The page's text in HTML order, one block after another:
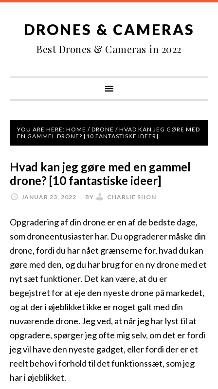
DRONES & CAMERAS
Best Drones & Cameras in 2022
YOU ARE HERE: HOME / DRONE / HVAD KAN JEG GØRE MED
EN GAMMEL DRONE? [10 FANTASTISKE IDEER]
Hvad kan jeg gøre med en gammel
drone? [10 fantastiske ideer]
JANUAR 23, 2022 BY CHARLIE SHON
Opgradering af din drone er en af de bedste dage,
som droneentusiaster har. Du opgraderer måske din
drone, fordi du har nået grænserne for, hvad du kan
gøre med den, og du har brug for en ny drone med et
nyt sæt funktioner. Det kan være, at du er
begejstret for at eje den nyeste drone på markedet,
og at der i øjeblikket ikke er noget galt med din
nuværende drone. Jeg ved, at når jeg har lyst til at
opgradere, spørger jeg ofte mig selv, om det er fordi
jeg vil have den nyeste gadget, eller fordi der er et
reelt behov i forhold til det funktionssæt, som jeg
har i øjeblikket.